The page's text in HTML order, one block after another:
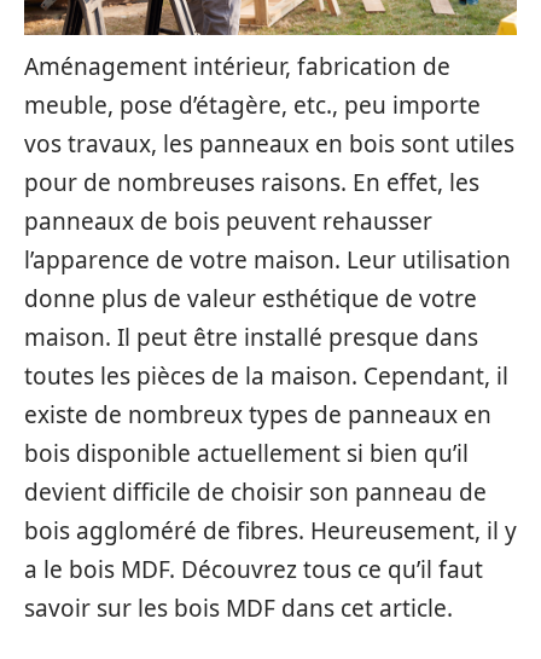
Aménagement intérieur, fabrication de
meuble, pose d’étagère, etc., peu importe
vos travaux, les panneaux en bois sont utiles
pour de nombreuses raisons. En effet, les
panneaux de bois peuvent rehausser
l’apparence de votre maison. Leur utilisation
donne plus de valeur esthétique de votre
maison. Il peut être installé presque dans
toutes les pièces de la maison. Cependant, il
existe de nombreux types de panneaux en
bois disponible actuellement si bien qu’il
devient difficile de choisir son panneau de
bois aggloméré de fibres. Heureusement, il y
a le bois MDF. Découvrez tous ce qu’il faut
savoir sur les bois MDF dans cet article.